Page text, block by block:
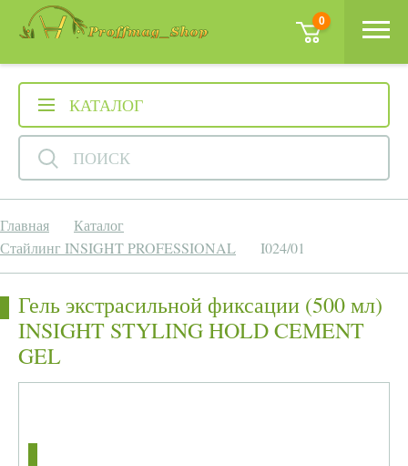
0
КАТАЛОГ
ПОИСК
Главная
Каталог
Стайлинг INSIGHT PROFESSIONAL
I024/01
Гель экстрасильной фиксации (500 мл)
INSIGHT STYLING HOLD CEMENT
GEL